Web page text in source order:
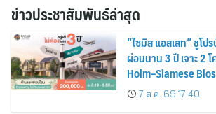
ข่าวประชาสัมพันธ์ล่าสุด
“ไซมิส แอสเสท” ชูโ
ผ่อนนาน 3 ปี เจาะ 2
Holm–Siamese
ส่วนลดและสิทธิพิเศษถึ
2569
7 ส.ค. 69 17:40